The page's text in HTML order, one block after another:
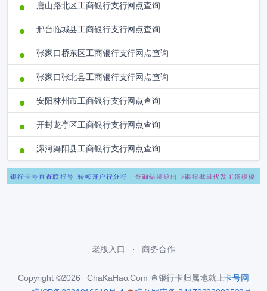
唐山路北区工商银行支行网点查询
邢台临城县工商银行支行网点查询
张家口桥东区工商银行支行网点查询
张家口张北县工商银行支行网点查询
安阳林州市工商银行支行网点查询
开封龙亭区工商银行支行网点查询
漯河舞阳县工商银行支行网点查询
老版入口 商务合作
Copyright ©2026 ChaKaHao.Com 查银行卡归属地就上卡号网